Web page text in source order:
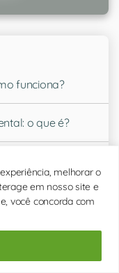
melhorar o
em nosso site e
você concorda com
funciona?
o que é?